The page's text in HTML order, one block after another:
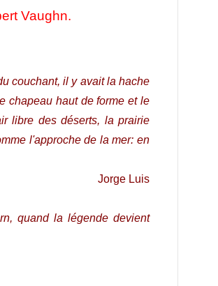
Vaughn.
couchant, il y avait la hache
chapeau haut de forme et le
libre des déserts, la prairie
l'approche de la mer: en
quand la légende devient